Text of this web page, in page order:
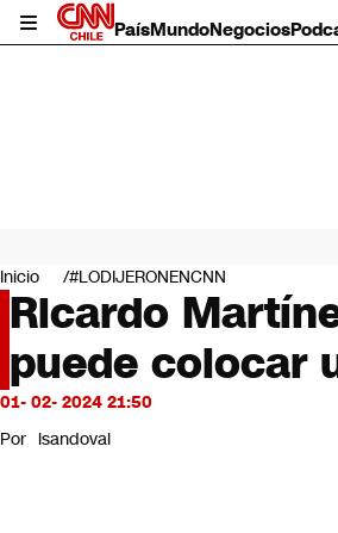
PaísMundoNegocios
Mundo
Negocios
Deportes
Programas completos
Cultura
Servicios
Bits
CNN Data
Inicio #LODIJERONENCNN
Ricardo
puede colocar
01- 02- 2024 21:50
Por lsandoval